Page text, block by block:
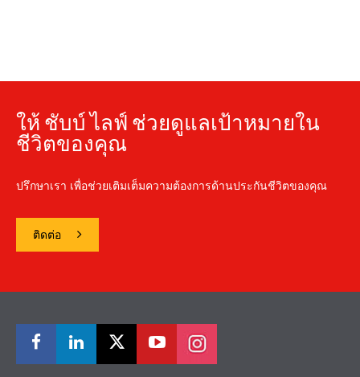
ให้ ชับบ์ ไลฟ์ ช่วยดูแลเป้าหมายใน
ชีวิตของคุณ
ปรึกษาเรา เพื่อช่วยเติมเต็มความต้องการด้านประกันชีวิตของคุณ
ติดต่อ